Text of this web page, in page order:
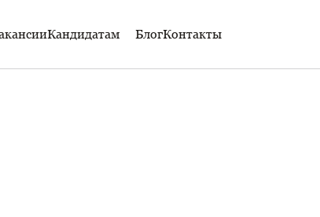
Кандидатам БлогКонтакты